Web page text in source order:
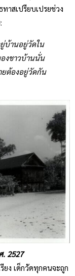
าสเปรียบเปรยช่วง
บ้านอยู่วัดใน
งชาวบ้านนั่น
ต้องอยู่วัดกัน
2527
ยง เด็กวัดทุกคนจะถูก